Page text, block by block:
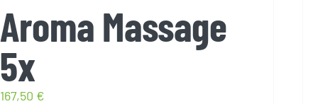
Aroma Massage
5x
167,50 €